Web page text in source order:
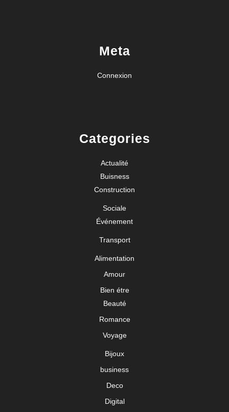
Meta
Connexion
Categories
Actualité
Buisness
Construction
Sociale
Événement
Transport
Alimentation
Amour
Bien étre
Beauté
Romance
Voyage
Bijoux
business
Deco
Digital